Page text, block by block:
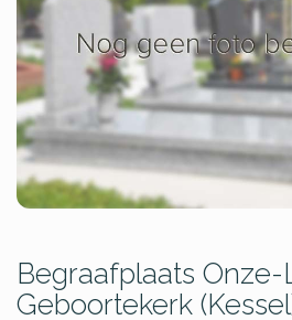
Begraafplaats
Geboortekerk